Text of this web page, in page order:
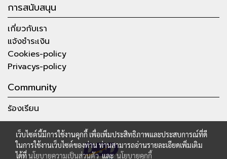
การสนับสนุน
เกี่ยวกับเรา
แจ้งชำระเงิน
Cookies-policy
Privacys-policy
Community
ร้องเรียน
เว็บไซต์นี้มีการใช้งานคุกกี้ เพื่อเพิ่มประสิทธิภาพและประสบการณ์ที่ดี
ในการใช้งานเว็บไซต์ของท่าน ท่านสามารถอ่านรายละเอียดเพิ่มเติม
ได้ที่นโยบายความเป็นส่วนตัวและนโยบายคุกกี้